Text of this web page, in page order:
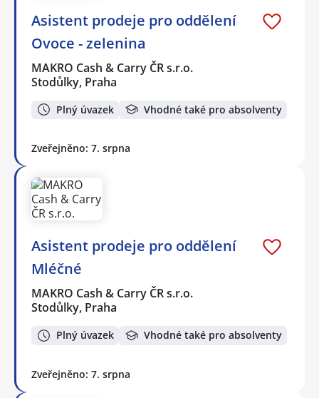
Asistent prodeje pro oddělení
Ovoce - zelenina
MAKRO Cash & Carry ČR s.r.o.
Stodůlky, Praha
Plný úvazek Vhodné také pro absolventy
Zveřejněno: 7. srpna
Asistent prodeje pro oddělení
Mléčné
MAKRO Cash & Carry ČR s.r.o.
Stodůlky, Praha
Plný úvazek Vhodné také pro absolventy
Zveřejněno: 7. srpna